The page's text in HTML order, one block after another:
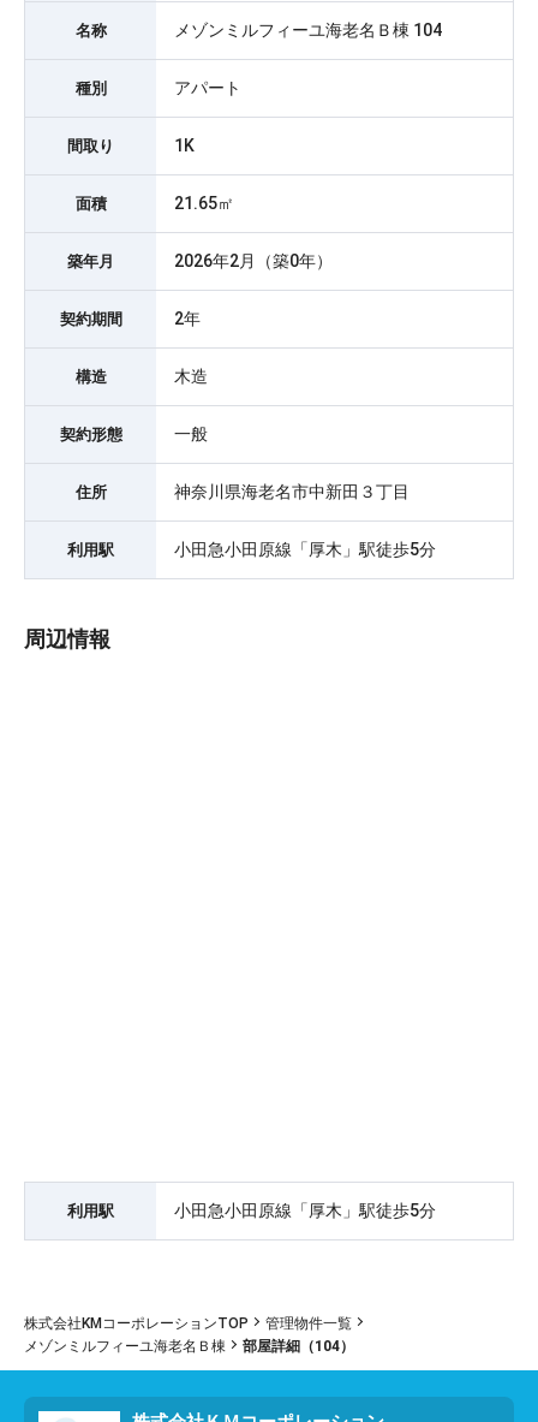
名称 メゾンミルフィーユ海老名Ｂ棟 104
種別 アパート
間取り 1K
面積 21.65㎡
築年月 2026年2月（築0年）
契約期間 2年
構造 木造
契約形態 一般
住所 神奈川県海老名市中新田３丁目
利用駅 小田急小田原線「厚木」駅徒歩5分
周辺情報
利用駅 小田急小田原線「厚木」駅徒歩5分
株式会社KMコーポレーションTOP
管理物件一覧
メゾンミルフィーユ海老名Ｂ棟
部屋詳細（104）